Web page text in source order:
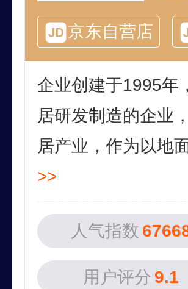
京东自营店
企业创建于1995年
居研发制造的企业
居产业，作为以地
>>
人气指数
用户评分 9.1